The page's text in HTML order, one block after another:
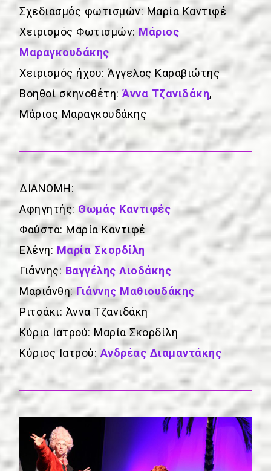
Σχεδιασμός φωτισμών: Μαρία Καντιφέ
Χειρισμός Φωτισμών: Μάριος
Μαραγκουδάκης
Χειρισμός ήχου: Άγγελος Καραβιώτης
Βοηθοί σκηνοθέτη: Άννα Τζανιδάκη,
Μάριος Μαραγκουδάκης
ΔΙΑΝΟΜΗ:
Αφηγητής: Θωμάς Καντιφές
Φαύστα: Μαρία Καντιφέ
Ελένη: Μαρία Σκορδίλη
Γιάννης: Βαγγέλης Λιοδάκης
Μαριάνθη:Γιάννης Μαθιουδάκης
Ριτσάκι: Άννα Τζανιδάκη
Κύρια Ιατρού: Μαρία Σκορδίλη
Κύριος Ιατρού: Ανδρέας Διαμαντάκης